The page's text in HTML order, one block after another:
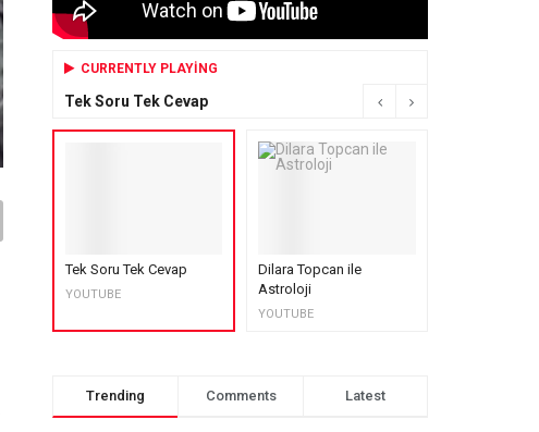
CURRENTLY PLAYING
Tek Soru Tek Cevap
Tek Soru Tek Cevap
YOUTUBE
Dilara Topcan ile
Astroloji
YOUTUBE
Trending Comments Latest